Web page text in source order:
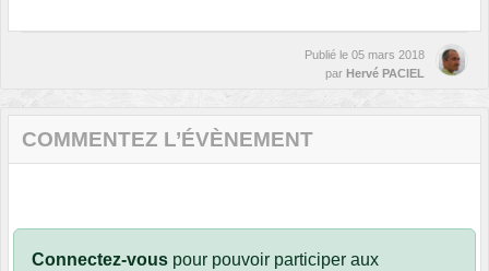
Publié le 05 mars 2018
par Hervé PACIEL
COMMENTEZ L’ÉVÈNEMENT
Connectez-vous pour pouvoir participer aux